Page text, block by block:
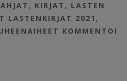
, KIRJAT , LASTEN
LASTENKIRJAT 2021 ,
KOMMENTOI